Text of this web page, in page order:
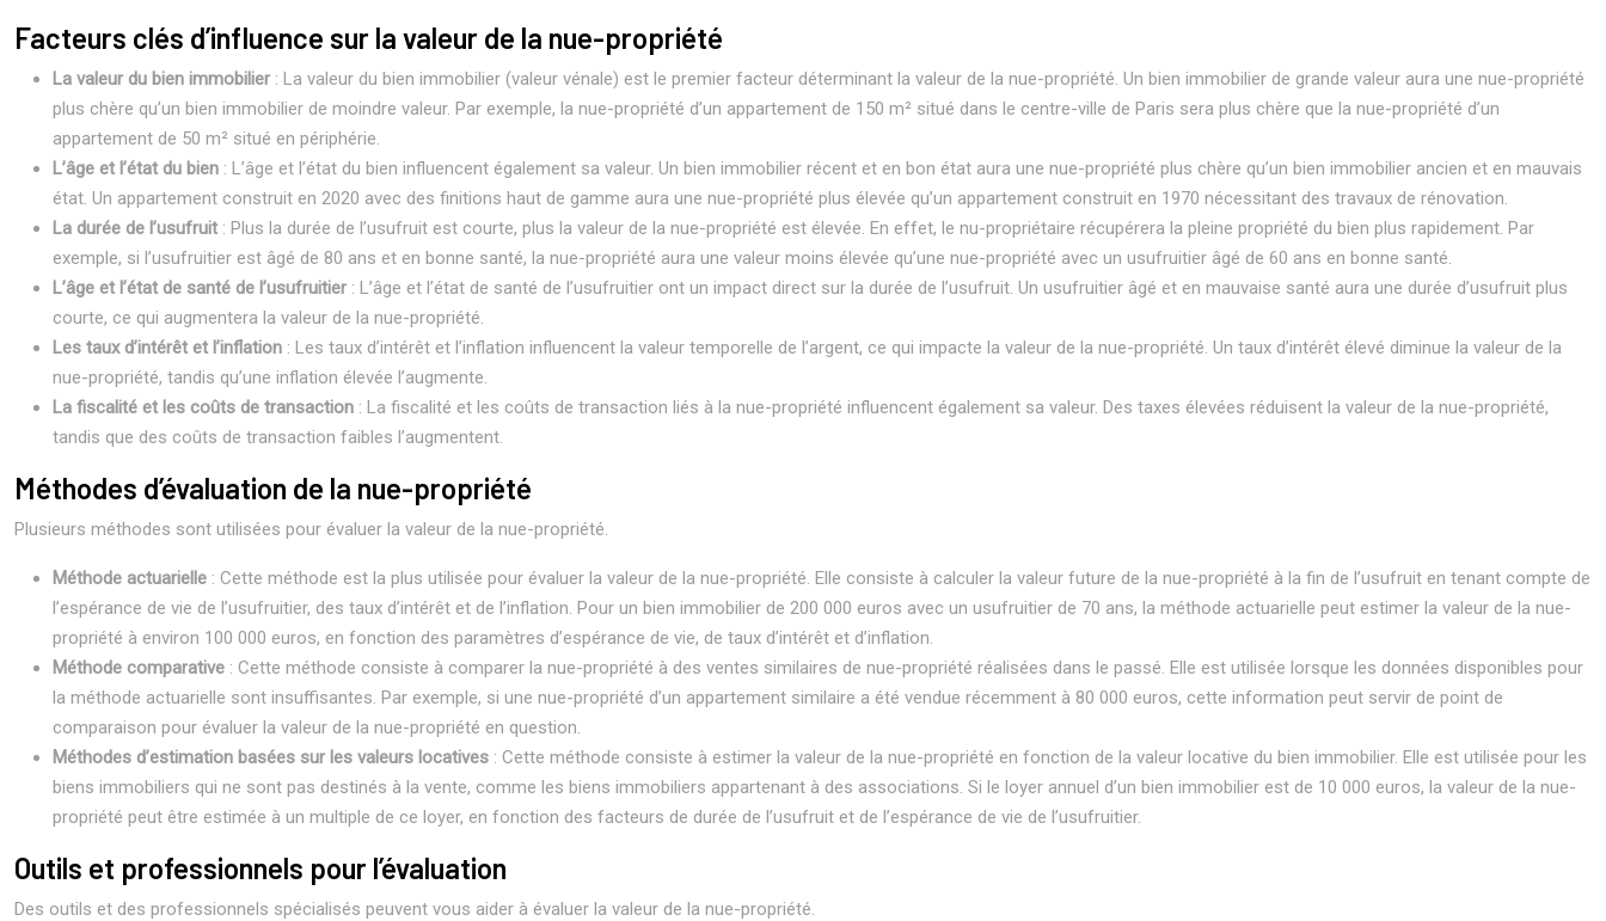
Facteurs clés d’influence sur la valeur de la nue-propriété
La valeur du bien immobilier : La valeur du bien immobilier (valeur vénale) est le premier facteur déterminant la valeur de la nue-propriété. Un bien immobilier de grande valeur aura une nue-propriété
plus chère qu’un bien immobilier de moindre valeur. Par exemple, la nue-propriété d’un appartement de 150 m² situé dans le centre-ville de Paris sera plus chère que la nue-propriété d’un
appartement de 50 m² situé en périphérie.
L’âge et l’état du bien : L’âge et l’état du bien influencent également sa valeur. Un bien immobilier récent et en bon état aura une nue-propriété plus chère qu’un bien immobilier ancien et en mauvais
état. Un appartement construit en 2020 avec des finitions haut de gamme aura une nue-propriété plus élevée qu’un appartement construit en 1970 nécessitant des travaux de rénovation.
La durée de l’usufruit : Plus la durée de l’usufruit est courte, plus la valeur de la nue-propriété est élevée. En effet, le nu-propriétaire récupérera la pleine propriété du bien plus rapidement. Par
exemple, si l’usufruitier est âgé de 80 ans et en bonne santé, la nue-propriété aura une valeur moins élevée qu’une nue-propriété avec un usufruitier âgé de 60 ans en bonne santé.
L’âge et l’état de santé de l’usufruitier : L’âge et l’état de santé de l’usufruitier ont un impact direct sur la durée de l’usufruit. Un usufruitier âgé et en mauvaise santé aura une durée d’usufruit plus
courte, ce qui augmentera la valeur de la nue-propriété.
Les taux d’intérêt et l’inflation : Les taux d’intérêt et l’inflation influencent la valeur temporelle de l’argent, ce qui impacte la valeur de la nue-propriété. Un taux d’intérêt élevé diminue la valeur de la
nue-propriété, tandis qu’une inflation élevée l’augmente.
La fiscalité et les coûts de transaction : La fiscalité et les coûts de transaction liés à la nue-propriété influencent également sa valeur. Des taxes élevées réduisent la valeur de la nue-propriété,
tandis que des coûts de transaction faibles l’augmentent.
Méthodes d’évaluation de la nue-propriété
Plusieurs méthodes sont utilisées pour évaluer la valeur de la nue-propriété.
Méthode actuarielle : Cette méthode est la plus utilisée pour évaluer la valeur de la nue-propriété. Elle consiste à calculer la valeur future de la nue-propriété à la fin de l’usufruit en tenant compte de
l’espérance de vie de l’usufruitier, des taux d’intérêt et de l’inflation. Pour un bien immobilier de 200 000 euros avec un usufruitier de 70 ans, la méthode actuarielle peut estimer la valeur de la nue-
propriété à environ 100 000 euros, en fonction des paramètres d’espérance de vie, de taux d’intérêt et d’inflation.
Méthode comparative : Cette méthode consiste à comparer la nue-propriété à des ventes similaires de nue-propriété réalisées dans le passé. Elle est utilisée lorsque les données disponibles pour
la méthode actuarielle sont insuffisantes. Par exemple, si une nue-propriété d’un appartement similaire a été vendue récemment à 80 000 euros, cette information peut servir de point de
comparaison pour évaluer la valeur de la nue-propriété en question.
Méthodes d’estimation basées sur les valeurs locatives : Cette méthode consiste à estimer la valeur de la nue-propriété en fonction de la valeur locative du bien immobilier. Elle est utilisée pour les
biens immobiliers qui ne sont pas destinés à la vente, comme les biens immobiliers appartenant à des associations. Si le loyer annuel d’un bien immobilier est de 10 000 euros, la valeur de la nue-
propriété peut être estimée à un multiple de ce loyer, en fonction des facteurs de durée de l’usufruit et de l’espérance de vie de l’usufruitier.
Outils et professionnels pour l’évaluation
Des outils et des professionnels spécialisés peuvent vous aider à évaluer la valeur de la nue-propriété.